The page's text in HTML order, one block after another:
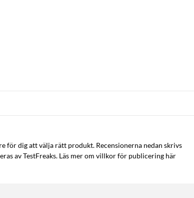
för dig att välja rätt produkt. Recensionerna nedan skrivs
av TestFreaks. Läs mer om villkor för publicering här